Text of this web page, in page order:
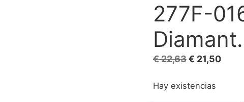
277F-
€22,63 El
original
€ 21,50El
Hay existencias